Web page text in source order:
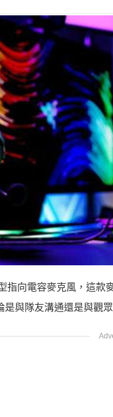
指向電容麥克風，這
與隊友溝通還是與觀